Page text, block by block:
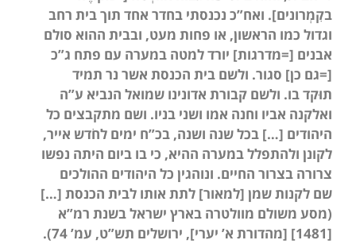
בקִמְרונים]. ואח”כ נכנסתי בחדר אחד תוך בית רחב
וגדול כמו הראשון, או פחות מעט, ובבית ההוא סולם
אבנים [=מדרגות] יורד למטה במערה עם פתח ג”כ
[=גם כן] סגור. ולשם בית הכנסת אשר נר תמיד
תוּקד בו. ולשם קבורת אדונינו שמואל הנביא ע”ה
ואלקנה אביו וחנה אמו ושני בניו. ושם מתקבצים כל
היהודים […] בכל שנה ושנה, בכ”ח ימים לחֹדש אייר,
לקונן ולהתפלל במערה ההיא, כי בו ביום היתה נפשו
צרורה בצרור החיים. ונוהגין כל היהודים ההולכים
שם לקנות שמן [למאור] לתת אותו לבית הכנסת […]
(מסע משולם מוולטרה בארץ ישראל בשנת רמ”א
[1481] [מהדורת א’ יערי], ירושלים תש”ט, עמ’ 74).